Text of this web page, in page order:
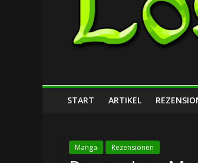
START ARTIKEL
Manga Rezensionen